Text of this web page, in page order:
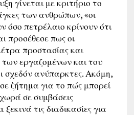
γίνεται με κριτήριο το
των ανθρώπων, «οι
όσο πετρέλαιο κρίνουν ότι
προσέθεσε πως οι
προστασίας και
εργαζομένων και του
σχεδόν ανύπαρκτες. Ακόμη,
ζήτημα για το πώς μπορεί
σε συμβάσεις
τις διαδικασίες για